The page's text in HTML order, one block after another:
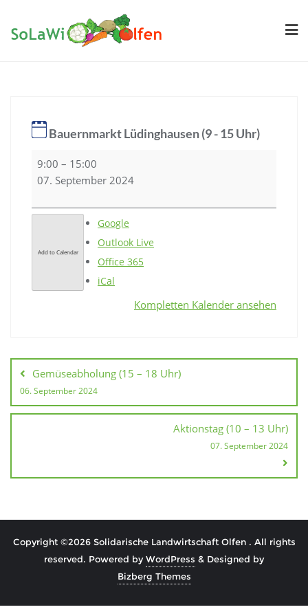
content
Bauernmarkt Lüdinghausen (9 - 15 Uhr)
Bauernmarkt
Lüdinghausen
-
9:00 – 15:00
07. September 2024
Add to Calendar
Google
Outlook Live
Office 365
iCal
Kompletten Kalender ansehen
Gemüseabholung (15 – 18 Uhr)
06. September 2024
Aktionstag (10 – 13 Uhr)
07. September 2024
Copyright ©2026 Solidarische Landwirtschaft Olfen . All rights
reserved. Powered byWordPress & Designed by
Bizberg Themes